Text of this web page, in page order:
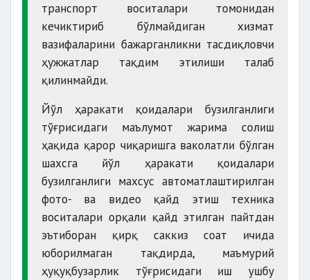
транспорт воситалари томонидан
кечиктириб бўлмайдиган хизмат
вазифаларини бажарганликни тасдиқловчи
ҳужжатлар тақдим этилиши талаб
қилинмайди.
Йўл ҳаракати қоидалари бузилганлиги
тўғрисидаги маълумот жарима солиш
ҳақида қарор чиқаришга ваколатли бўлган
шахсга йўл ҳаракати қоидалари
бузилганлиги махсус автоматлаштирилган
фото- ва видео қайд этиш техника
воситалари орқали қайд этилган пайтдан
эътиборан қирқ саккиз соат ичида
юборилмаган тақдирда, маъмурий
ҳуқуқбузарлик тўғрисидаги иш ушбу